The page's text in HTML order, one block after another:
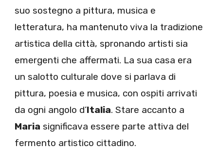
suo sostegno a pittura, musica e
letteratura, ha mantenuto viva la tradizione
artistica della città, spronando artisti sia
emergenti che affermati. La sua casa era
un salotto culturale dove si parlava di
pittura, poesia e musica, con ospiti arrivati
da ogni angolo d’Italia. Stare accanto a
Maria significava essere parte attiva del
fermento artistico cittadino.